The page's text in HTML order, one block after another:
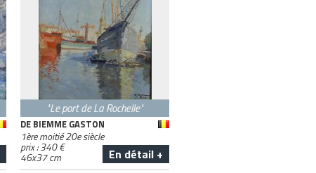
"Le port de La Rochelle"
DE BIEMME GASTON
1ère moitié 20e siècle
En détail +
prix :340€
46x37cm